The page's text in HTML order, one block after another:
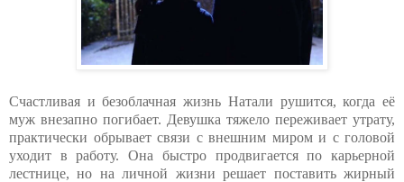
Счастливая и безоблачная жизнь Натали рушится, когда её
муж внезапно погибает. Девушка тяжело переживает утрату,
практически обрывает связи с внешним миром и с головой
уходит в работу. Она быстро продвигается по карьерной
лестнице, но на личной жизни решает поставить жирный